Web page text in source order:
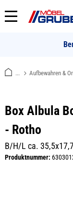
springen
... Aufbewahren &
Box Albula
- Rotho
B/H/L ca.
Produktnummer: